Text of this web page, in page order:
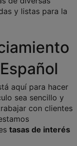
y listas para la
aquí para hacer
sea sencillo y
con clientes
tasas de interés